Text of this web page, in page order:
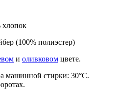
(100% полиэстер)
и оливковом цвете.
машинной стирки: 30°С.